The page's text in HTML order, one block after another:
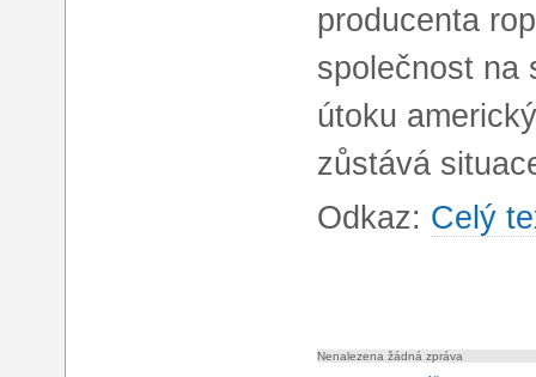
producenta
společnost na
útoku
zůstává
Odkaz: Celý
Nenalezena žádná zpráva